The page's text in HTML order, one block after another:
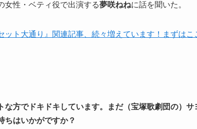
女性・ベティ役で出演する夢咲ねねに話を聞いた。
ット大通り』関連記事、続々増えています！まずは
方でドキドキしています。まだ（宝塚歌劇団の）サ
ちはいかがですか？